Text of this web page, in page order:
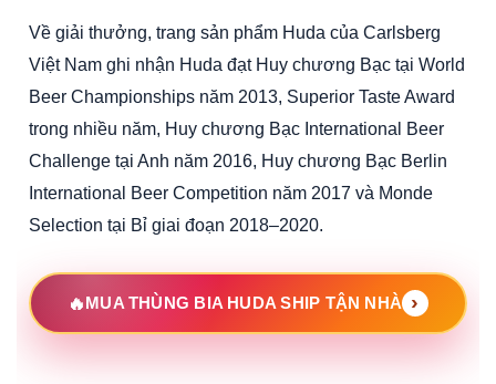
Về giải thưởng, trang sản phẩm Huda của Carlsberg
Việt Nam ghi nhận Huda đạt Huy chương Bạc tại World
Beer Championships năm 2013, Superior Taste Award
trong nhiều năm, Huy chương Bạc International Beer
Challenge tại Anh năm 2016, Huy chương Bạc Berlin
International Beer Competition năm 2017 và Monde
Selection tại Bỉ giai đoạn 2018–2020.
MUA THÙNG BIA HUDA SHIP TẬN NHÀ